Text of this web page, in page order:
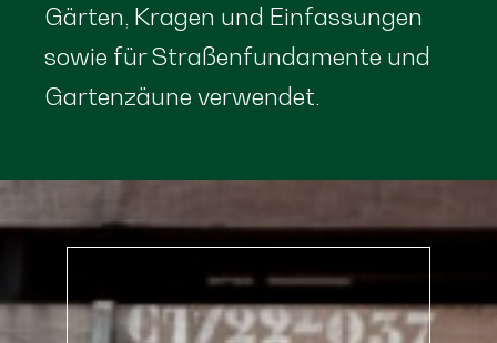
Gärten, Kragen und Einfassungen
sowie für Straßenfundamente und
Gartenzäune verwendet.